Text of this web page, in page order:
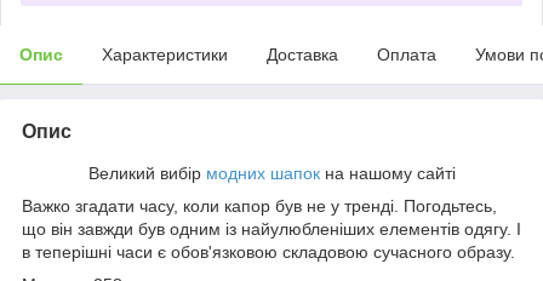
Опис Характеристики Доставка Оплата Умови
Опис
Великий вибір модних шапокна нашому сайті
Важко згадати часу, коли капор був не у тренді. Погодьтесь,
що він завжди був одним із найулюбленіших елементів одягу. І
в теперішні часи є обов'язковою складовою сучасного образу.